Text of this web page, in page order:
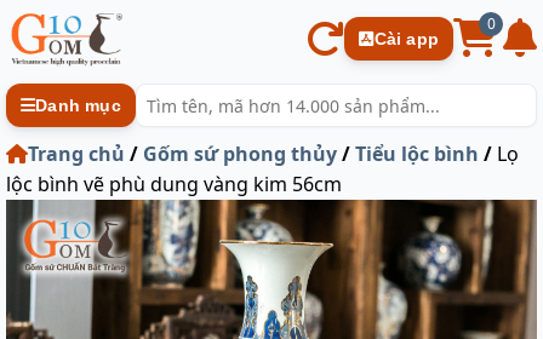
Cài app
0
Danh mục
Trang chủ / Gốm sứ phong thủy/Tiểu lộc bình / Lọ
lộc bình vẽ phù dung vàng kim 56cm